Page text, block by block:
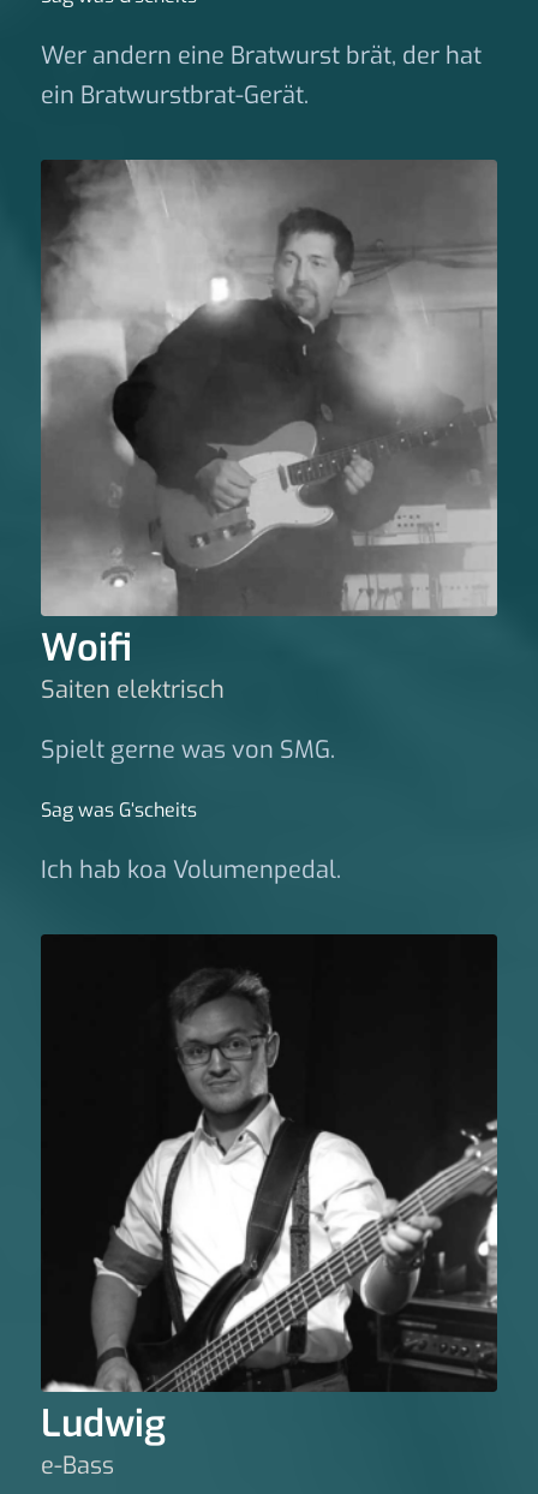
Wer andern eine Bratwurst brät, der hat
ein Bratwurstbrat-Gerät.
Woifi
Saiten elektrisch
Spielt gerne was von SMG.
Sag was G‘scheits
Ich hab koa Volumenpedal.
Ludwig
e-Bass